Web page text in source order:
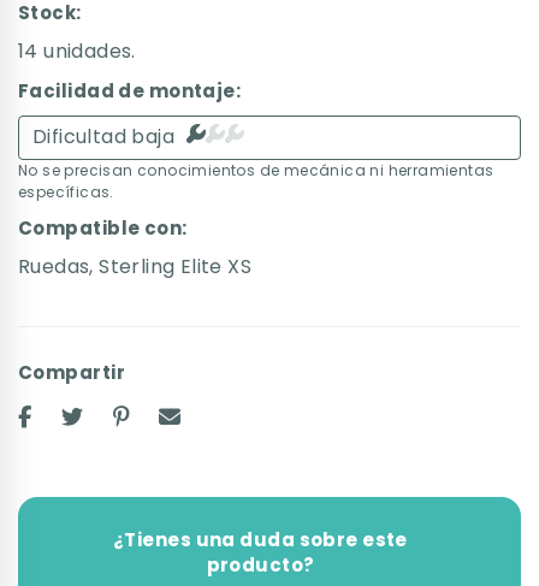
Stock:
14 unidades.
Facilidad de montaje:
Dificultad baja
No se precisan conocimientos de mecánica ni herramientas
específicas.
Compatible con:
Ruedas,Sterling Elite XS
Compartir
¿Tienes una duda sobre este
producto?